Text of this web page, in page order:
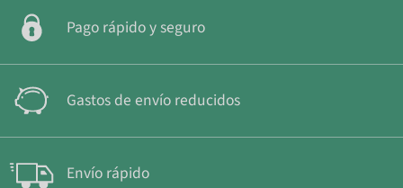
Pago rápido y seguro
Gastos de envío reducidos
Envío rápido